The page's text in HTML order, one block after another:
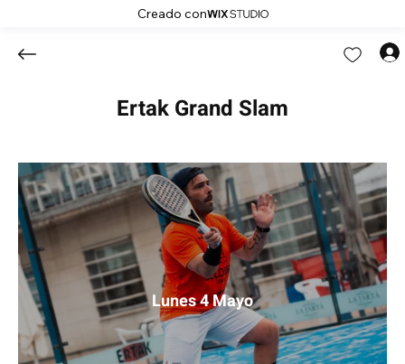
Creado con
Lunes 4 Mayo
Ertak Grand Slam